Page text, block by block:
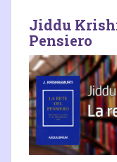
Jiddu
Pensiero